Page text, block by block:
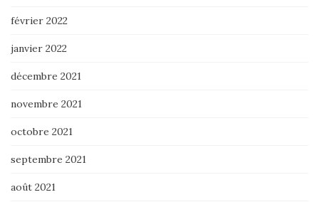
février 2022
janvier 2022
décembre 2021
novembre 2021
octobre 2021
septembre 2021
août 2021